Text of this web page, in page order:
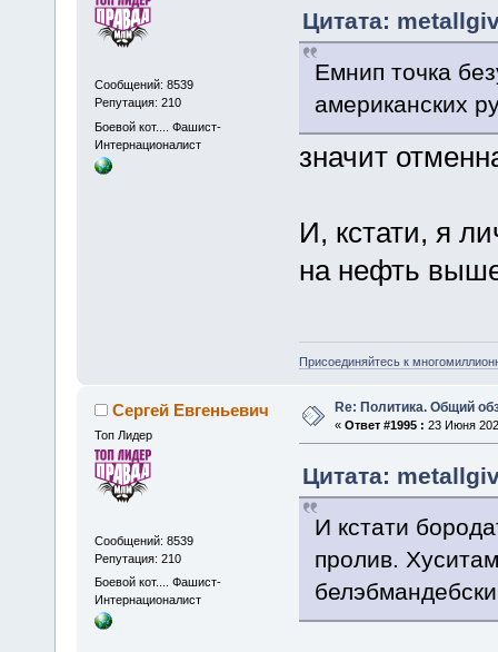
Сообщений: 8539
Репутация: 210
Боевой кот.... Фашист-
Интернационалист
Цитата:
Емнип точка
американских
значит
И, кстати, я
на нефть
Присоединяйтесь к
Сергей Евгеньевич
Топ Лидер
Сообщений: 8539
Репутация: 210
Боевой кот.... Фашист-
Интернационалист
Re: Политика. Общий
« Ответ #1995 : 23 Июня
Цитата:
И кстати
пролив.